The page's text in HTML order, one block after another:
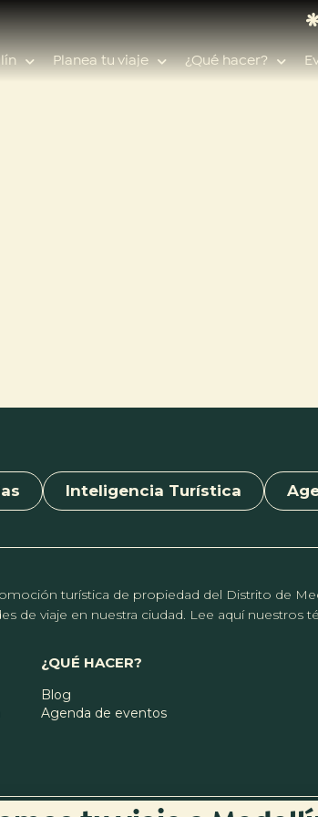
Planea tu viaje ¿Qué hacer?
Inteligencia Turística
turística de propiedad del Distrito de
de viaje en nuestra ciudad. Lee aquí nuestros
¿QUÉ HACER?
Blog
Agenda de eventos